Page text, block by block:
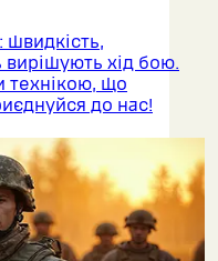
вирішують хід бою.
технікою, що
до нас!